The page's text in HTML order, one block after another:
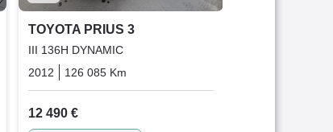
Hybrid_essence_electric
TOYOTA PRIUS 3
III 136H DYNAMIC
2012
126 085 Km
12 490 €